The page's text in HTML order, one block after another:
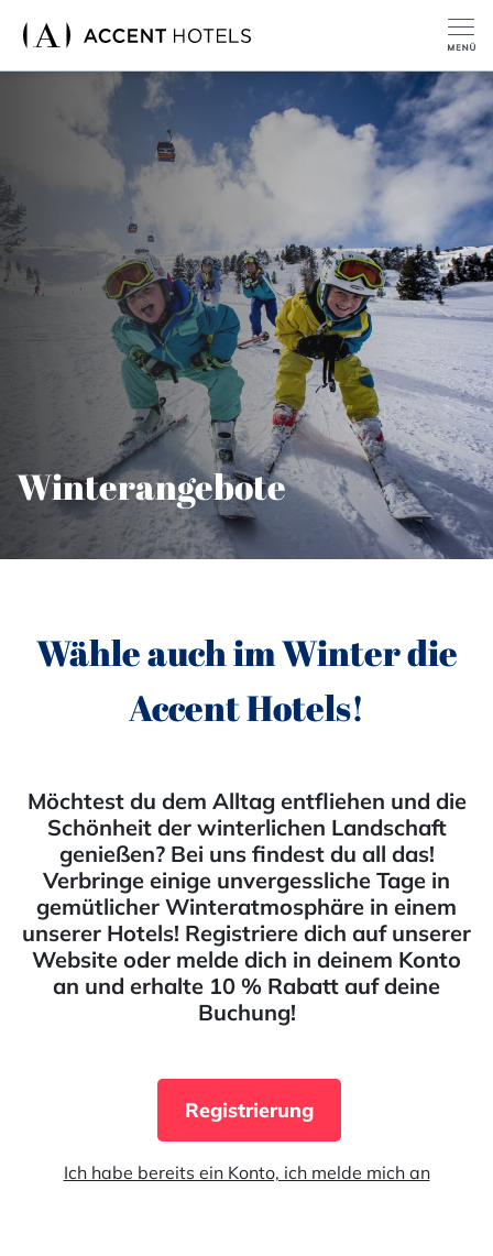
Winterangebote
Wähle auch im Winter die
Accent Hotels!
Möchtest du dem Alltag entfliehen und die
Schönheit der winterlichen Landschaft
genießen? Bei uns findest du all das!
Verbringe einige unvergessliche Tage in
gemütlicher Winteratmosphäre in einem
unserer Hotels! Registriere dich auf unserer
Website oder melde dich in deinem Konto
an und erhalte 10 % Rabatt auf deine
Buchung!
Registrierung
Ich habe bereits ein Konto, ich melde mich an